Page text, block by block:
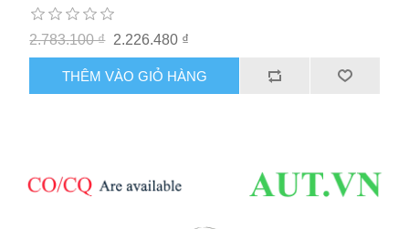
2.783.100 ₫ 2.226.480 ₫
THÊM VÀO GIỎ HÀNG